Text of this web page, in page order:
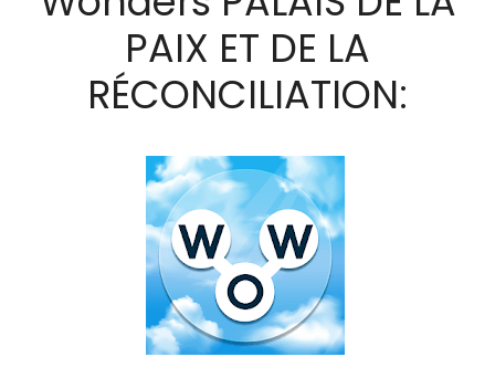
PAIX ET DE LA
RÉCONCILIATION: